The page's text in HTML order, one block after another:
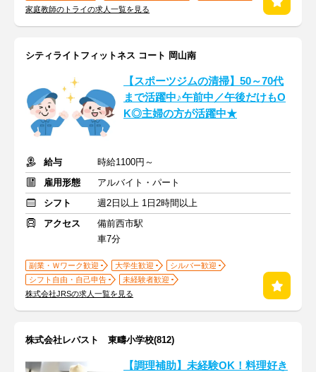
家庭教師のトライの求人一覧を見る
シティライトフィットネス コート 岡山南
【スポーツジムの清掃】50～70代
まで活躍中♪午前中／午後だけもO
K◎主婦の方が活躍中★
給与
時給1100円～
雇用形態
アルバイト・パート
シフト
週2日以上 1日2時間以上
アクセス
備前西市駅
車7分
副業・Ｗワーク歓迎 大学生歓迎
シルバー歓迎
シフト自由・自己申告
未経験者歓迎
株式会社JRSの求人一覧を見る
株式会社レパスト 東疇小学校(812)
【調理補助】未経験OK！料理好き